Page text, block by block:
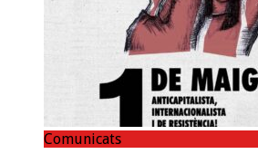
Comunicats